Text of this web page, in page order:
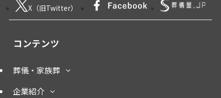
X（旧Twitter）
コンテンツ
葬儀・家族葬
企業紹介